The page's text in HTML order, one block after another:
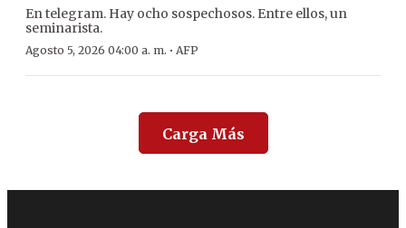
En telegram. Hay ocho sospechosos. Entre ellos, un
seminarista.
Agosto 5, 2026 04:00 a. m. · AFP
Carga Más